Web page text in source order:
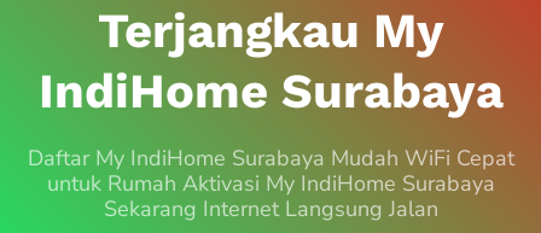
Terjangkau My
IndiHome Surabaya
Daftar My IndiHome Surabaya Mudah WiFi Cepat
untuk Rumah Aktivasi My IndiHome Surabaya
Sekarang Internet Langsung Jalan